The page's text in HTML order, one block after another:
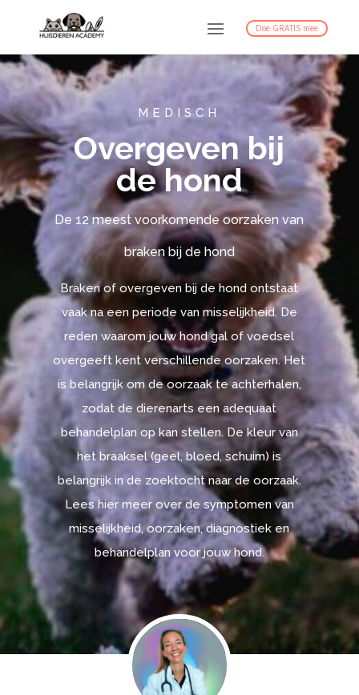
Doe GRATIS mee
MEDISCH
Overgeven bij
de hond
De 12 meest voorkomende oorzaken van
braken bij de hond
Braken of overgeven bij de hond ontstaat
vaak na een periode van misselijkheid. De
reden waarom jouw hond gal of voedsel
overgeeft kent verschillende oorzaken. Het
is belangrijk om de oorzaak te achterhalen,
zodat de dierenarts een adequaat
behandelplan op kan stellen. De kleur van
het braaksel (geel, bloed, schuim) is
belangrijk in de zoektocht naar de oorzaak.
Lees hier meer over de symptomen van
misselijkheid, oorzaken, diagnostiek en
behandelplan voor jouw hond.